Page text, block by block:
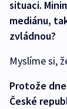
situaci.
mediánu,
zvládnou?
Myslíme si,
Protože
České